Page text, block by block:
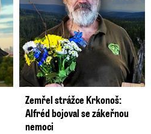
Zemřel strážce Krkonoš:
Alfréd bojoval se zákeřnou
nemoci